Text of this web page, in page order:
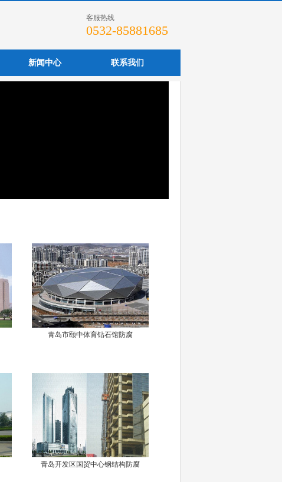
客服热线
0532-85881685
新闻中心 联系我们
青岛市颐中体育钻石馆防腐
青岛开发区国贸中心钢结构防腐